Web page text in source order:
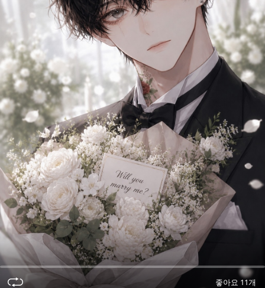
다
양
한
오
디
오
콘
텐
츠
를
들
어
보
세
요.
좋아요 11개